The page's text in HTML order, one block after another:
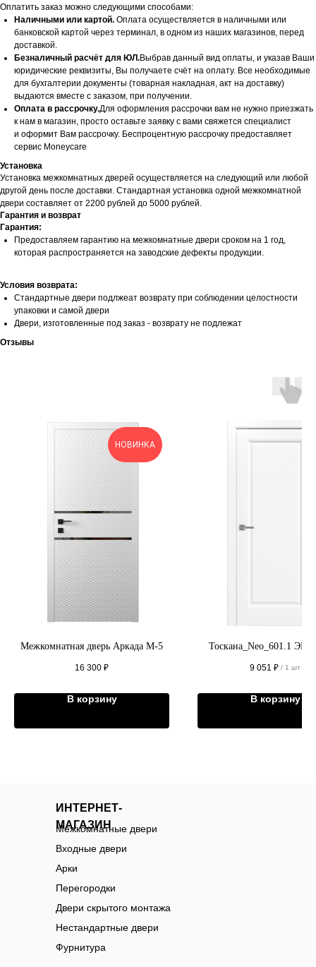
Оплатить заказ можно следующими способами:
Наличными или картой. Оплата осуществляется в наличными или
банковской картой через терминал, в одном из наших магазинов, перед
доставкой.
Безналичный расчёт для ЮЛ.Выбрав данный вид оплаты, и указав Ваши
юридические реквизиты, Вы получаете счёт на оплату. Все необходимые
для бухгалтерии документы (товарная накладная, акт на доставку)
выдаются вместе с заказом, при получении.
Оплата в рассрочку.Для оформления рассрочки вам не нужно приезжать
к нам в магазин, просто оставьте заявку с вами свяжется специалист
и оформит Вам рассрочку. Беспроцентную рассрочку предоставляет
сервис Moneycare
Установка
Установка межкомнатных дверей осуществляется на следующий или любой
другой день после доставки. Стандартная установка одной межкомнатной
двери составляет от 2200 рублей до 5000 рублей.
Гарантия и возврат
Гарантия:
Предоставляем гарантию на межкомнатные двери сроком на 1 год,
которая распространяется на заводские дефекты продукции.
Условия возврата:
Стандартные двери подлжеат возврату при соблюдении целостности
упаковки и самой двери
Двери, изготовленные под заказ - возврату не подлежат
Отзывы
НОВИНКА
Межкомнатная дверь Аркада М-5
16 300 ₽
В корзину
Тоскана_Neo_601.1
9 051 ₽ / 1 шт
В корзину
ИНТЕРНЕТ-
МАГАЗИН
Межкомнатные двери
Входные двери
Арки
Перегородки
Двери скрытого монтажа
Нестандартные двери
Фурнитура